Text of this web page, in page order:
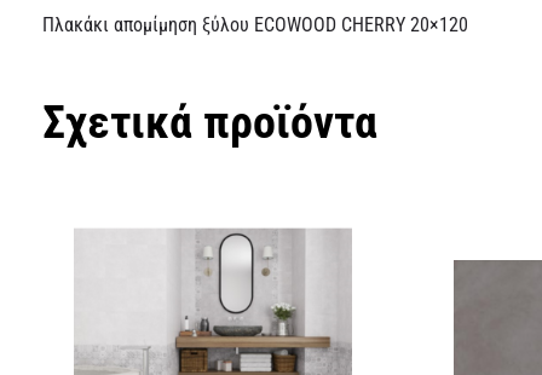
Πλακάκι απομίμηση ξύλου ECOWOOD CHERRY 20×120
Σχετικά προϊόντα